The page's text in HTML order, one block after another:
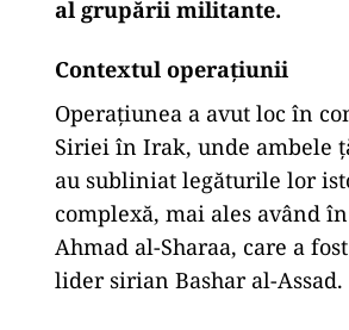
al grupării militante.
Contextul operațiunii
Operațiunea a avut loc în
Siriei în Irak, unde ambele
au subliniat legăturile lor
complexă, mai ales având
Ahmad al-Sharaa, care a
lider sirian Bashar al-Assad.